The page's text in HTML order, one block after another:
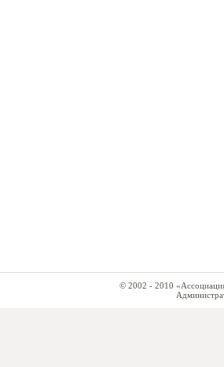
© 2002 - 2010 «Ассоциация